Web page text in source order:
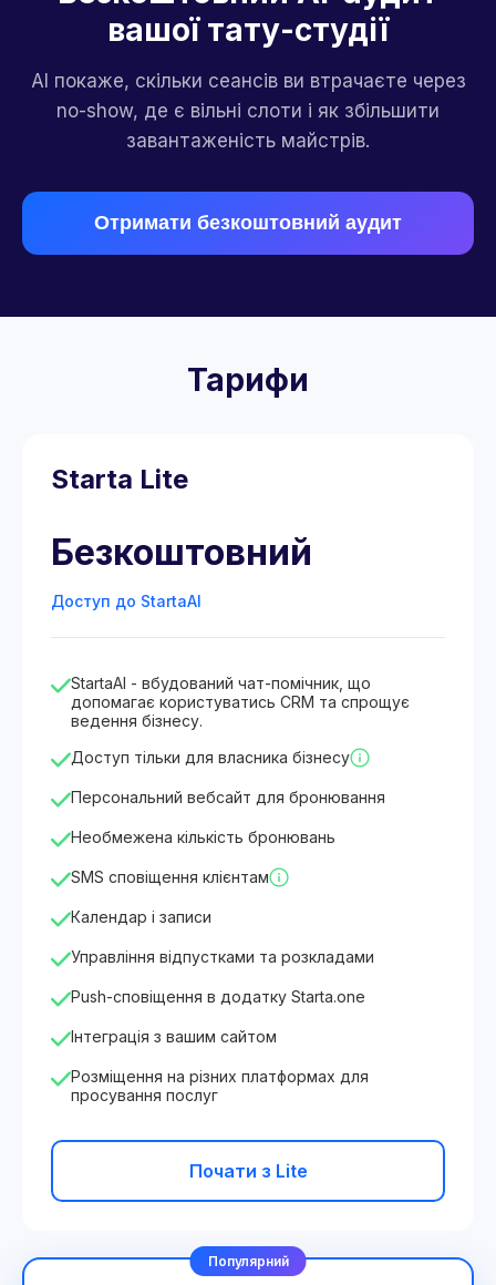
вашої тату-студії
AI покаже, скільки сеансів ви втрачаєте через
no-show, де є вільні слоти і як збільшити
завантаженість майстрів.
Отримати безкоштовний аудит
Тарифи
Starta Lite
Безкоштовний
Доступ до StartaAI
StartaAI - вбудований чат-помічник, що
допомагає користуватись CRM та спрощує
ведення бізнесу.
Доступ тільки для власника бізнесу
Персональний вебсайт для бронювання
Необмежена кількість бронювань
SMS сповіщення клієнтам
Календар і записи
Управління відпустками та розкладами
Push-сповіщення в додатку Starta.one
Інтеграція з вашим сайтом
Розміщення на різних платформах для
просування послуг
Почати з Lite
Популярний